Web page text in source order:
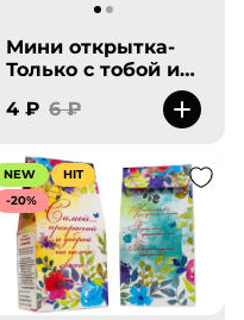
Мини открытка-
Только с тобой и
4 ₽ 6 ₽
NEW
HIT
-20%